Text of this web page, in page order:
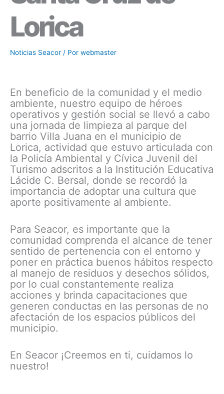
Lorica
Noticias Seacor / Por webmaster
En beneficio de la comunidad y el medio
ambiente, nuestro equipo de héroes
operativos y gestión social se llevó a cabo
una jornada de limpieza al parque del
barrio Villa Juana en el municipio de
Lorica, actividad que estuvo articulada con
la Policía Ambiental y Cívica Juvenil del
Turismo adscritos a la Institución Educativa
Lácide C. Bersal, donde se recordó la
importancia de adoptar una cultura que
aporte positivamente al ambiente.
Para Seacor, es importante que la
comunidad comprenda el alcance de tener
sentido de pertenencia con el entorno y
poner en práctica buenos hábitos respecto
al manejo de residuos y desechos sólidos,
por lo cual constantemente realiza
acciones y brinda capacitaciones que
generen conductas en las personas de no
afectación de los espacios públicos del
municipio.
En Seacor ¡Creemos en ti, cuidamos lo
nuestro!